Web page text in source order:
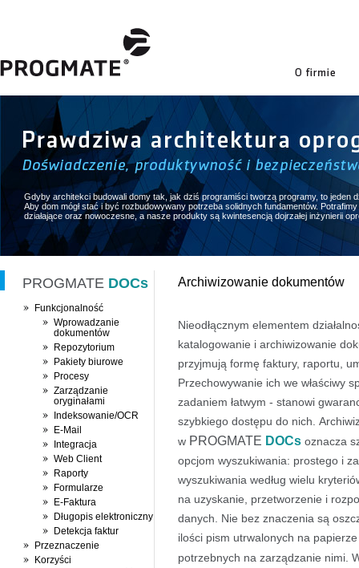
Gdyby architekci budowali domy tak, jak dziś programiści tworzą programy, to jeden
Aby dom mógł stać i być rozbudowywany potrzeba solidnych fundamentów.
działające oraz nowoczesne, a nasze produkty są kwintesencją dojrzałej inżynierii
PROGMATE DOCs
Funkcjonalność
Wprowadzanie
dokumentów
Repozytorium
Pakiety biurowe
Procesy
Zarządzanie
oryginałami
Indeksowanie/OCR
E-Mail
Integracja
Web Client
Raporty
Formularze
E-Faktura
Długopis elektroniczny
Detekcja faktur
Przeznaczenie
Korzyści
Archiwizowanie dokumentów
Nieodłącznym elementem
katalogowanie i archiwizowanie
przyjmują formę faktury, raportu,
Przechowywanie ich we właściwy
zadaniem łatwym - stanowi
szybkiego dostępu do nich.
w PROGMATE DOCs oznacza
opcjom wyszukiwania: prostego i
wyszukiwania według wielu
na uzyskanie, przetworzenie i
danych. Nie bez znaczenia są
ilości pism utrwalonych na
potrzebnych na zarządzanie nimi.